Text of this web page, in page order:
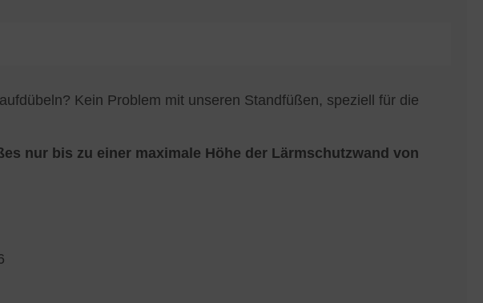
Kein Problem mit unseren Standfüßen, speziell für die
nur bis zu einer maximale Höhe der Lärmschutzwand von